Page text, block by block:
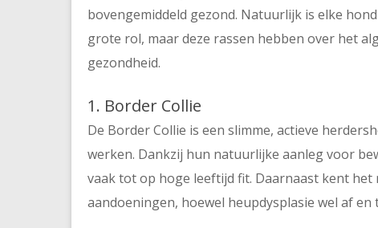
bovengemiddeld gezond. Natuurlijk is elke
grote rol, maar deze rassen hebben over het
gezondheid.
1. Border Collie
De Border Collie is een slimme, actieve
werken. Dankzij hun natuurlijke aanleg voor
vaak tot op hoge leeftijd fit. Daarnaast kent
aandoeningen, hoewel heupdysplasie wel af en